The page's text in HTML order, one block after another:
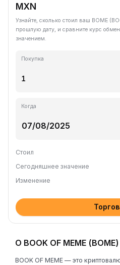
MXN
Узнайте, сколько стоил ваш BOME
прошлую дату, и сравните курс
значением.
Покупка
Когда
Стоил
Сегодняшнее значение
Изменение
О BOOK OF MEME (BOME)
BOOK OF MEME — это